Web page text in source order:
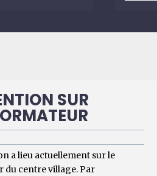
SUR
a lieu actuellement sur le
centre village. Par